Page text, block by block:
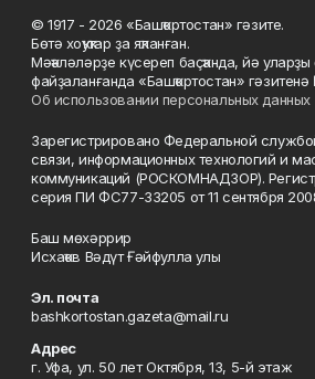
© 1917 - 2026 «Башҡортостан» гәзите.
Бөтә хоҡуҡтар ҙа яҡланған.
Мәҡәләләрҙе күсереп баҫҡанда, йә
файҙаланғанда «Башҡортостан»
Об использовании персональных данных
Зарегистрировано Федеральной
связи, информационных технологий и
коммуникаций (РОСКОМНАДЗОР).
серия ПИ ФС77-33205 от 11 сентября
Баш мөхәррир
Исхаҡов Вәдүт Ғәйфулла улы
Эл. почта
bashkortostan.gazeta@mail.ru
Адрес
г. Уфа, ул. 50 лет Октября, 13, 5-й этаж